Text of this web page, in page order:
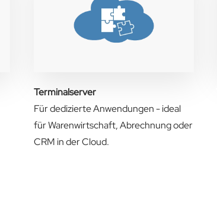
Terminalserver
Für dedizierte Anwendungen - ideal
für Warenwirtschaft, Abrechnung oder
CRM in der Cloud.